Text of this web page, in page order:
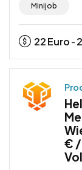
Minijob
22Euro -
€ /